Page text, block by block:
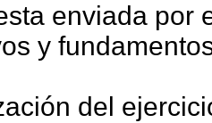
enviada por
y
del